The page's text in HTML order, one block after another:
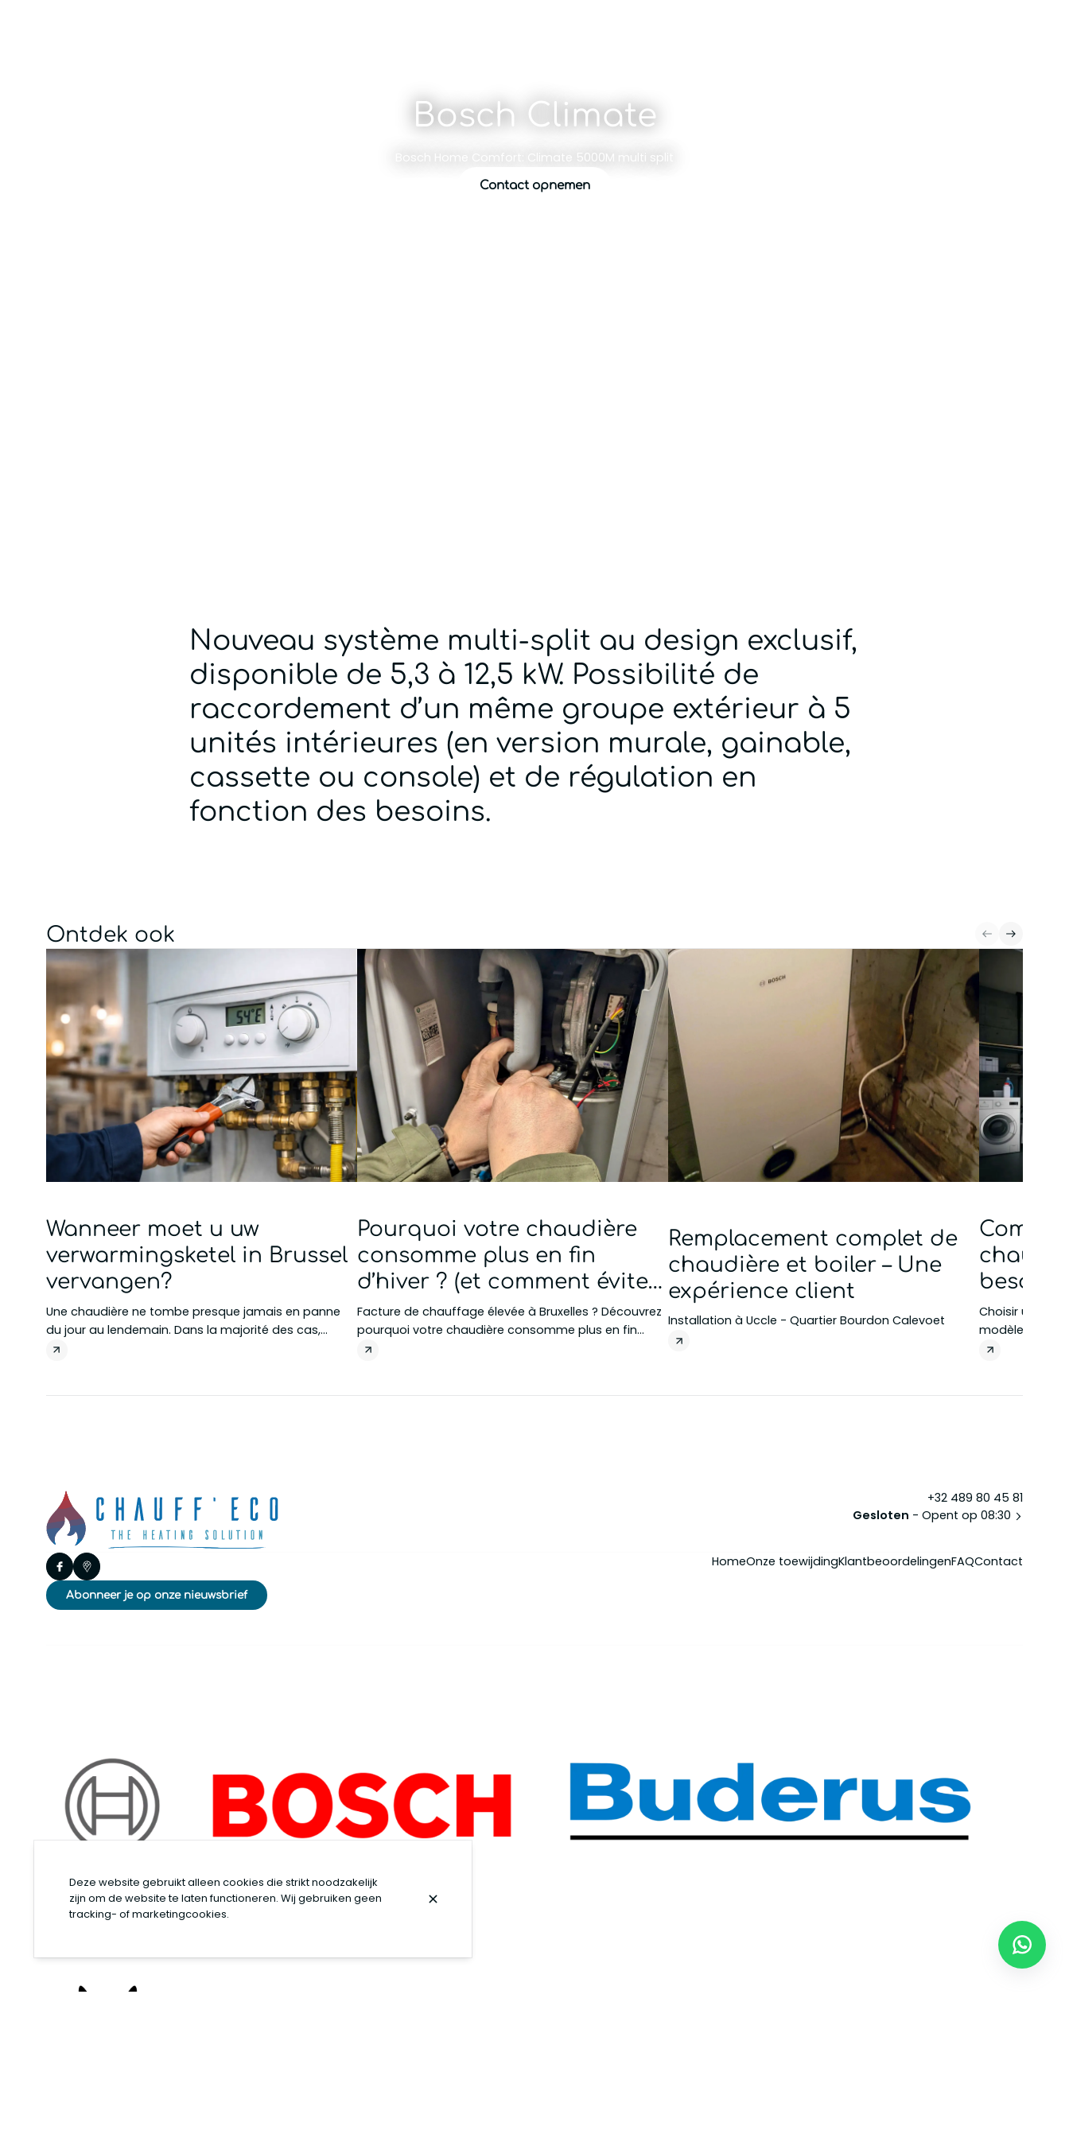
Bosch Climate
Bosch Home Comfort: Climate 5000M multi split
Contact opnemen
Nouveau système multi-split au design exclusif,
disponible de 5,3 à 12,5 kW. Possibilité de
raccordement d’un même groupe extérieur à 5
unités intérieures (en version murale, gainable,
cassette ou console) et de régulation en
fonction des besoins.
Ontdek ook
Wanneer moet u uw
verwarmingsketel in Brussel
vervangen?
Une chaudière ne tombe presque jamais en panne
du jour au lendemain. Dans la majorité des cas,
plusieurs signes apparaissent progressivement ...
Pourquoi votre chaudière
consomme plus en fin
d’hiver ? (et comment éviter
une grosse facture)
Facture de chauffage élevée à Bruxelles ? Découvrez
pourquoi votre chaudière consomme plus en fin
d’hiver et comment réduire votre consommation
Remplacement complet de
chaudière et boiler – Une
expérience client
Installation à Uccle - Quartier Bourdon Calevoet
Choisir une
modèles,
différences
+32 489 80 45 81
Gesloten - Opent op 08:30
HomeOnze toewijdingKlantbeoordelingenFAQContact
Abonneer je op onze nieuwsbrief
Deze website gebruikt alleen cookies die strikt noodzakelijk
zijn om de website te laten functioneren. Wij gebruiken geen
tracking- of marketingcookies.